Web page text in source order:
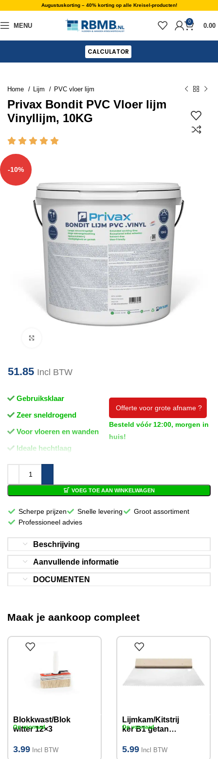
Augustuskorting – 40% korting op alle Kreisel-producten!
MENU
0
0.00
CALCULATOR
Home Lijm PVC vloer lijm
Privax Bondit PVC Vloer lijm
Vinyllijm, 10KG
-10%
51.85 Incl BTW
Gebruiksklaar
Zeer sneldrogend
Voor vloeren en wanden
Ideale hechtlaag
Offerte voor grote afname ?
Besteld vóór 12:00, morgen in
huis!
VOEG TOE AAN WINKELWAGEN
Scherpe prijzen Snelle levering
Groot assortiment
Professioneel advies
Beschrijving
Aanvullende informatie
DOCUMENTEN
Maak je aankoop compleet
Blokkwast/Blok
witter 12×3
3.99 Incl BTW
Op voorraad
Lijmkam/Kitstrij
ker B1 getand
5.99 Incl BTW
Op voorraad